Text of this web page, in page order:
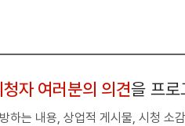
청자 여러분의 의견을 프로
하는 내용, 상업적 게시물, 시청 소